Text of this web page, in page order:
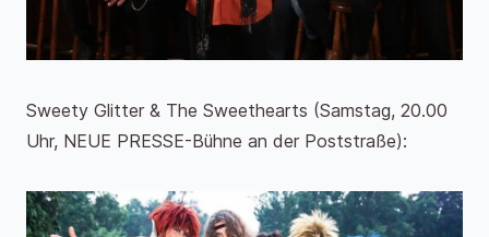
Sweety Glitter & The Sweethearts (Samstag, 20.00
Uhr, NEUE PRESSE-Bühne an der Poststraße):